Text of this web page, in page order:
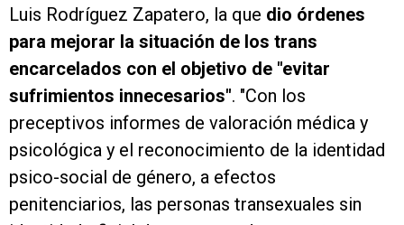
Luis Rodríguez Zapatero, la que dio órdenes
para mejorar la situación de los trans
encarcelados con el objetivo de "evitar
sufrimientos innecesarios". "Con los
preceptivos informes de valoración médica y
psicológica y el reconocimiento de la identidad
psico-social de género, a efectos
penitenciarios, las personas transexuales sin